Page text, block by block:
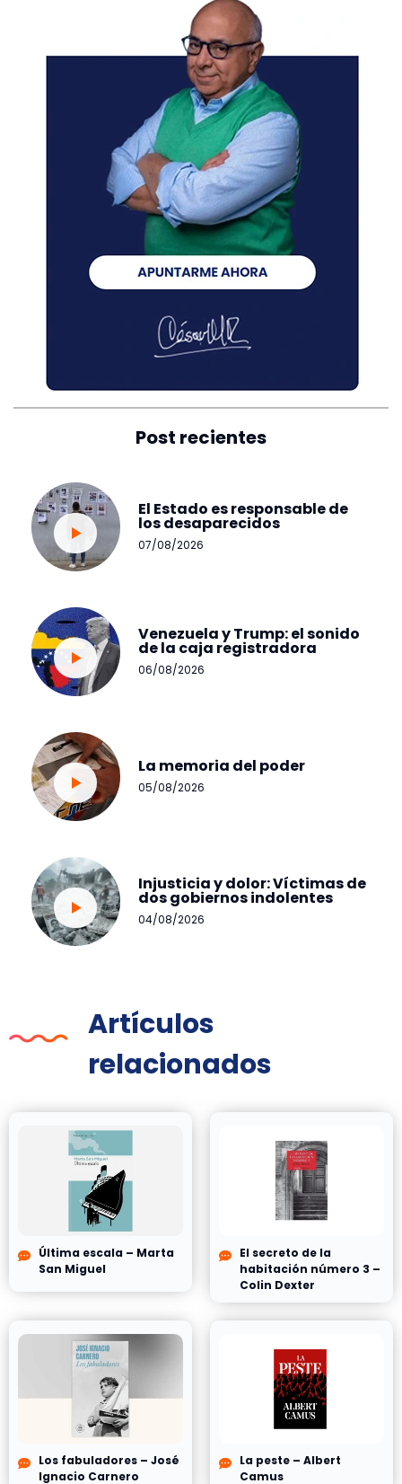
Post recientes
El Estado es responsable de
los desaparecidos
07/08/2026
Venezuela y Trump: el sonido
de la caja registradora
06/08/2026
La memoria del poder
05/08/2026
Injusticia y dolor: Víctimas de
dos gobiernos indolentes
04/08/2026
Artículos
relacionados
Última escala – Marta
San Miguel
El secreto de la
habitación número 3 –
Colin Dexter
Los fabuladores – José
Ignacio Carnero
La peste – Albert
Camus